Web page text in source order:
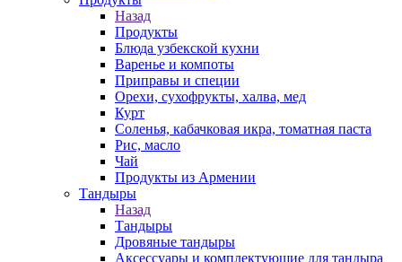
Назад
Продукты
Блюда узбекской кухни
Варенье и компоты
Приправы и специи
Орехи, сухофрукты, халва, мед
Курт
Соленья, кабачковая икра, томатная паста
Рис, масло
Чай
Продукты из Армении
Тандыры
Назад
Тандыры
Дровяные тандыры
Аксессуары и комплектующие для тандыра